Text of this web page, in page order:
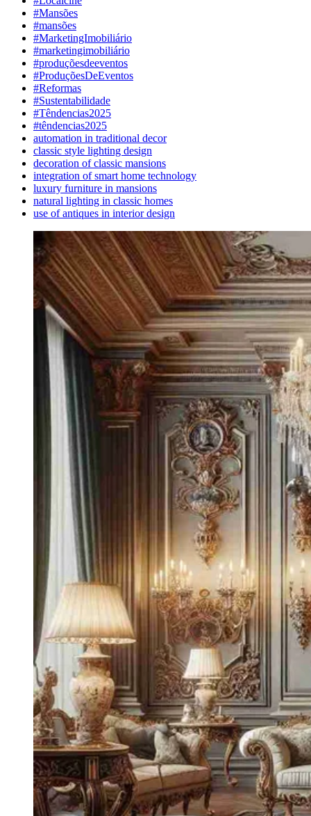
#Mansões
#mansões
#MarketingImobiliário
#marketingimobiliário
#produçõesdeeventos
#ProduçõesDeEventos
#Reformas
#Sustentabilidade
#Têndencias2025
#têndencias2025
automation in traditional decor
classic style lighting design
decoration of classic mansions
integration of smart home technology
luxury furniture in mansions
natural lighting in classic homes
use of antiques in interior design